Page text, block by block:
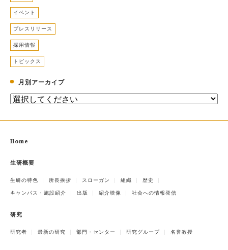
イベント
プレスリリース
採用情報
トピックス
月別アーカイブ
Home
生研概要
生研の特色 所長挨拶 スローガン 組織 歴史
キャンパス・施設紹介 出版 紹介映像 社会への情報発信
研究
研究者 最新の研究 部門・センター 研究グループ 名誉教授